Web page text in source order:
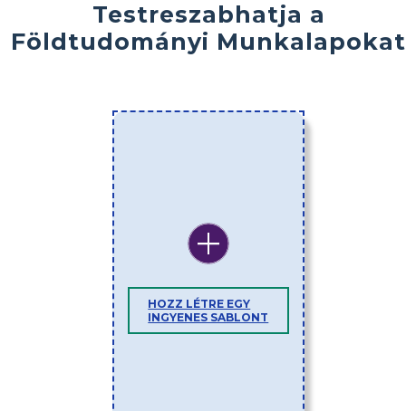
Testreszabhatja a
Földtudományi Munkalapokat
HOZZ LÉTRE EGY
INGYENES SABLONT